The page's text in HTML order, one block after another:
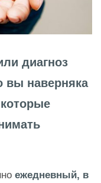
диагноз
вы наверняка
ежедневный, в